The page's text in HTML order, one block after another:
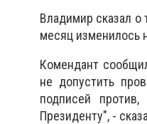
Владимир сказал о
месяц изменилось
Комендант
не допустить
подписей
Президенту", -